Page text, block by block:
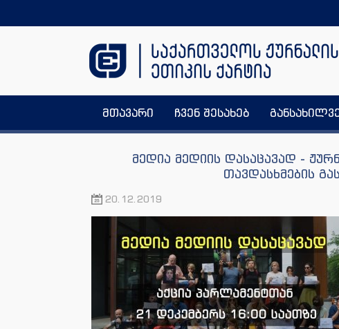
მთავარი ჩვენ შესახებ
მედია მედიის დასაცავად -
თავდასხმების
20.12.2019